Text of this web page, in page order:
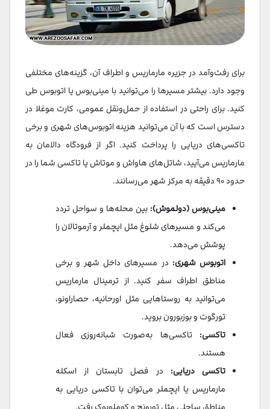
برای رفت‌وآمد در جزیره مارماریس و اطراف آن، گزینه‌های مختلفی
وجود دارد. بیشتر مسیرها را می‌توانید با مینی‌بوس یا اتوبوس طی
کنید. برای راحتی در استفاده از حمل‌ونقل عمومی، کارت موغلا در
دسترس است که با آن می‌توانید هزینه اتوبوس‌های شهری و برخی
تاکسی‌های دریایی را پرداخت کنید. اگر از فرودگاه دالامان به
مارماریس می‌آیید، شاتل‌های هاواش و موتاش یا تاکسی شما را در
حدود ۹۰ دقیقه به مرکز شهر می‌رسانند.
مینی‌بوس (دولموش): بین محله‌ها و سواحل تردد
می‌کند و مسیرهای شلوغ مثل ایچملر و آرموتالان را
پوشش می‌دهد.
اتوبوس شهری: در مسیرهای داخل شهر و برخی
مناطق اطراف سفر کنید. از ترمینال مارماریس
می‌توانید به روستاهایی مثل اورحانیه، حصار‌اونو،
تورگوت و بوزبورون بروید.
تاکسی: تاکسی‌ها به‌صورت شبانه‌روزی فعال
هستند.
تاکسی دریایی: در فصل تابستان از اسکله
مارماریس یا ایچملر می‌توان با تاکسی دریایی به